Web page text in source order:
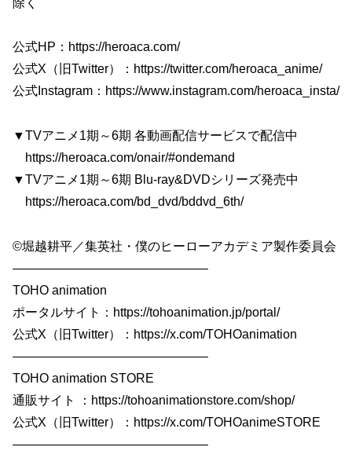
公式HP：https://heroaca.com/
公式X（旧Twitter）：https://twitter.com/heroaca_anime/
公式Instagram：https://www.instagram.com/heroaca_insta/
▼TVアニメ1期～6期 各動画配信サービスで配信中
https://heroaca.com/onair/#ondemand
▼TVアニメ1期～6期 Blu-ray&DVDシリーズ発売中
https://heroaca.com/bd_dvd/bddvd_6th/
©堀越耕平／集英社・僕のヒーローアカデミア製作委員会
———————————————–
TOHO animation
ポータルサイト：https://tohoanimation.jp/portal/
公式X（旧Twitter）：https://x.com/TOHOanimation
———————————————–
TOHO animation STORE
通販サイト ：https://tohoanimationstore.com/shop/
公式X（旧Twitter）：https://x.com/TOHOanimeSTORE
———————————————–